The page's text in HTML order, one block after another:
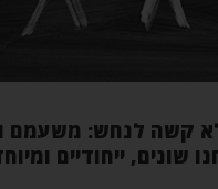
לא קשה לנחש:
ייחודיים